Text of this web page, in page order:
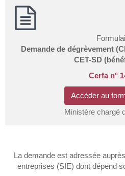
Demande de dégrèvement
CET-SD
Cerfa n°
Accéder au
Ministère chargé
La demande est adressée
entreprises (SIE) dont dépend